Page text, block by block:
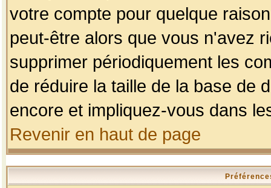
votre compte pour quelque
peut-être alors que vous n'avez
supprimer périodiquement les
de réduire la taille de la base de
encore et impliquez-vous dans
Revenir en haut de page